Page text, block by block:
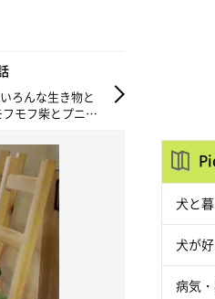
ろんな生き物と
モフ柴とプニプ
犬と
犬が
病気